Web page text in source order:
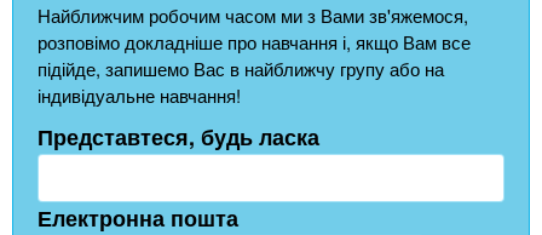
Найближчим робочим часом ми з Вами зв'яжемося,
розповімо докладніше про навчання і, якщо Вам все
підійде, запишемо Вас в найближчу групу або на
індивідуальне навчання!
Представтеся, будь ласка
Електронна пошта